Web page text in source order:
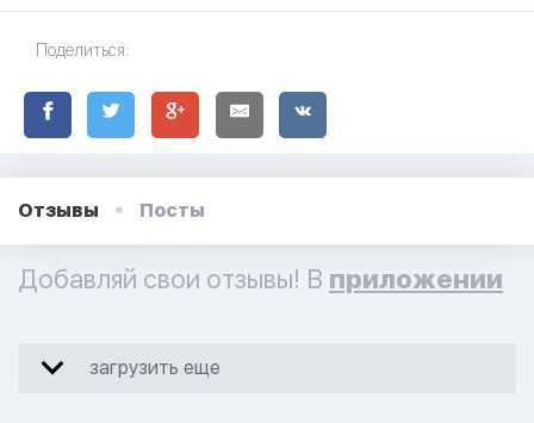
Поделиться:
Отзывы Посты
Добавляй свои отзывы! В приложении
загрузить еще